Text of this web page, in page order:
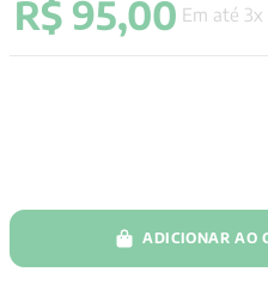
R$ 95,00 Em até 3x
ADICIONAR AO